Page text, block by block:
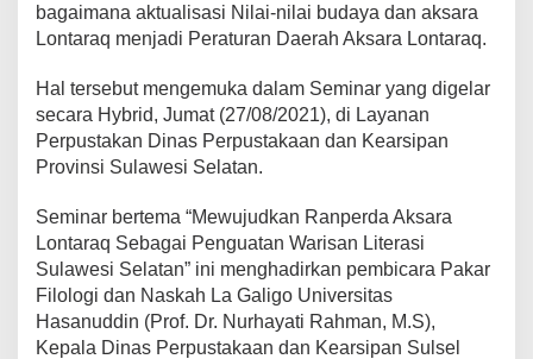
s
a
L
o
n
a
q
2
0
1
bagaimana aktualisasi Nilai-nilai budaya dan aksara
Lontaraq menjadi Peraturan Daerah Aksara Lontaraq.
Hal tersebut mengemuka dalam Seminar yang digelar
secara Hybrid, Jumat (27/08/2021), di Layanan
Perpustakan Dinas Perpustakaan dan Kearsipan
Provinsi Sulawesi Selatan.
Seminar bertema “Mewujudkan Ranperda Aksara
Lontaraq Sebagai Penguatan Warisan Literasi
Sulawesi Selatan” ini menghadirkan pembicara Pakar
Filologi dan Naskah La Galigo Universitas
Hasanuddin (Prof. Dr. Nurhayati Rahman, M.S),
Kepala Dinas Perpustakaan dan Kearsipan Sulsel